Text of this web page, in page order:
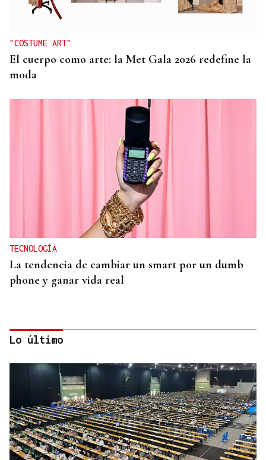
"COSTUME ART"
El cuerpo como arte: la Met Gala 2026 redefine la
moda
TECNOLOGÍA
La tendencia de cambiar un smart por un dumb
phone y ganar vida real
MODA
Lo último